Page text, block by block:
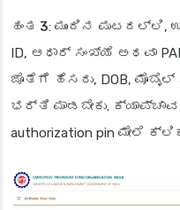
ಹಂತ 3: ಮುಂದಿನ ಪುಟದಲ್ಲಿ,
ID, ಆಧಾರ್ ಸಂಖ್ಯೆ ಅಥವಾ
ಜೊತೆಗೆ ಹೆಸರು, DOB,
ಭರ್ತಿ ಮಾಡಬೇಕು.
authorization pin ಮೇಲೆ